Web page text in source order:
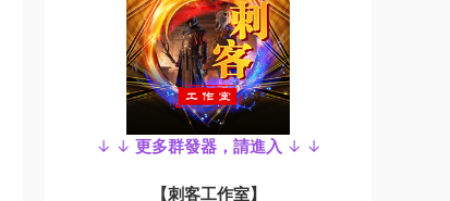
↓ ↓ 更多群發器，請進入 ↓ ↓
【刺客工作室】